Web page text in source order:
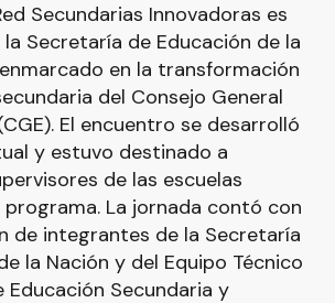
Secundarias Innovadoras es
Secretaría de Educación de la
en la transformación
del Consejo General
El encuentro se desarrolló
y estuvo destinado a
de las escuelas
La jornada contó con
de integrantes de la Secretaría
la Nación y del Equipo Técnico
Educación Secundaria y